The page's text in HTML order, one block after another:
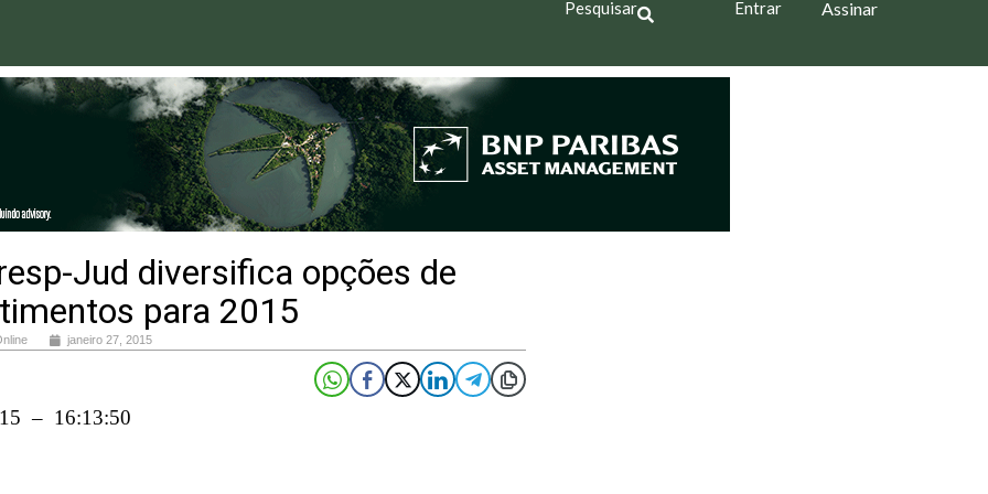
Pesquisar Entrar Assinar
Jud diversifica opções de
para 2015
janeiro 27, 2015
– 16:13:50